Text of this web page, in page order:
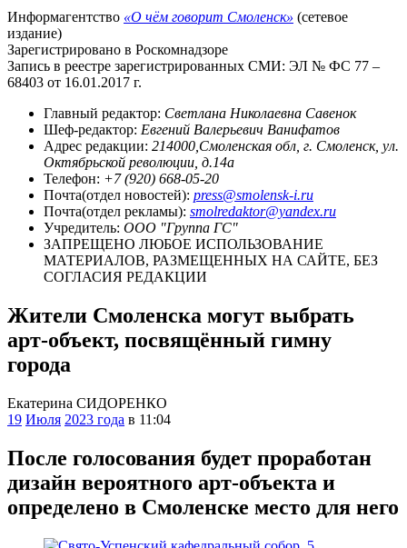
Информагентство «О чём говорит Смоленск» (сетевое
издание)
Зарегистрировано в Роскомнадзоре
Запись в реестре зарегистрированных СМИ: ЭЛ № ФС 77 –
68403 от 16.01.2017 г.
Главный редактор: Светлана Николаевна Савенок
Шеф-редактор: Евгений Валерьевич Ванифатов
Адрес редакции: 214000,Смоленская обл, г. Смоленск, ул.
Октябрьской революции, д.14а
Телефон: +7 (920) 668-05-20
Почта(отдел новостей): press@smolensk-i.ru
Почта(отдел рекламы): smolredaktor@yandex.ru
Учредитель: ООО "Группа ГС"
ЗАПРЕЩЕНО ЛЮБОЕ ИСПОЛЬЗОВАНИЕ
МАТЕРИАЛОВ, РАЗМЕЩЕННЫХ НА САЙТЕ, БЕЗ
СОГЛАСИЯ РЕДАКЦИИ
Жители Смоленска могут выбрать
арт-объект, посвящённый гимну
города
Екатерина СИДОРЕНКО
19 Июля 2023 года в 11:04
После голосования будет проработан
дизайн вероятного арт-объекта и
определено в Смоленске место для него